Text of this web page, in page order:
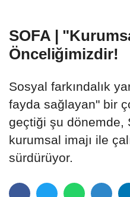
SOFA |
Önceliğimizdir!
Sosyal farkındalık
fayda sağlayan" bir
geçtiği şu dönemde,
kurumsal imajı ile
sürdürüyor.